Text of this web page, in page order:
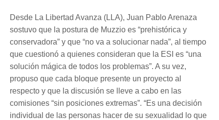
Desde La Libertad Avanza (LLA), Juan Pablo Arenaza
sostuvo que la postura de Muzzio es “prehistórica y
conservadora” y que “no va a solucionar nada”, al tiempo
que cuestionó a quienes consideran que la ESI es “una
solución mágica de todos los problemas”. A su vez,
propuso que cada bloque presente un proyecto al
respecto y que la discusión se lleve a cabo en las
comisiones “sin posiciones extremas”. “Es una decisión
individual de las personas hacer de su sexualidad lo que